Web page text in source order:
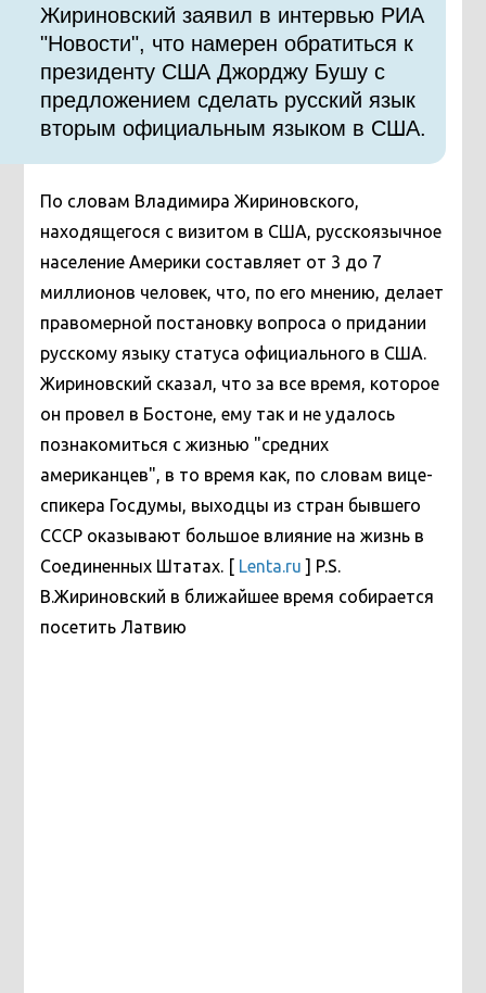
Жириновский заявил в интервью РИА
"Новости", что намерен обратиться к
президенту США Джорджу Бушу с
предложением сделать русский язык
вторым официальным языком в США.
По словам Владимира Жириновского,
находящегося с визитом в США, русскоязычное
население Америки составляет от 3 до 7
миллионов человек, что, по его мнению, делает
правомерной постановку вопроса о придании
русскому языку статуса официального в США.
Жириновский сказал, что за все время, которое
он провел в Бостоне, ему так и не удалось
познакомиться с жизнью "средних
американцев", в то время как, по словам вице-
спикера Госдумы, выходцы из стран бывшего
СССР оказывают большое влияние на жизнь в
Соединенных Штатах. [ Lenta.ru ] P.S.
В.Жириновский в ближайшее время собирается
посетить Латвию